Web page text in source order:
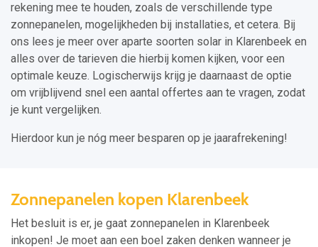
rekening mee te houden, zoals de verschillende type
zonnepanelen, mogelijkheden bij installaties, et cetera. Bij
ons lees je meer over aparte soorten solar in Klarenbeek en
alles over de tarieven die hierbij komen kijken, voor een
optimale keuze. Logischerwijs krijg je daarnaast de optie
om vrijblijvend snel een aantal offertes aan te vragen, zodat
je kunt vergelijken.
Hierdoor kun je nóg meer besparen op je jaarafrekening!
Zonnepanelen kopen Klarenbeek
Het besluit is er, je gaat zonnepanelen in Klarenbeek
inkopen! Je moet aan een boel zaken denken wanneer je